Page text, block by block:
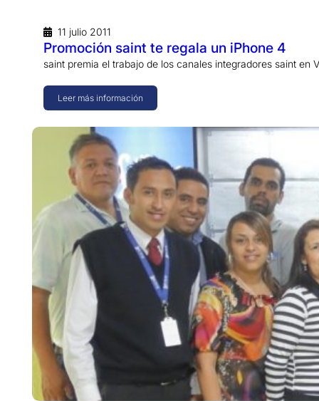
11 julio 2011
Promoción saint te regala un iPhone 4
saint premia el trabajo de los canales integradores saint
Leer más información